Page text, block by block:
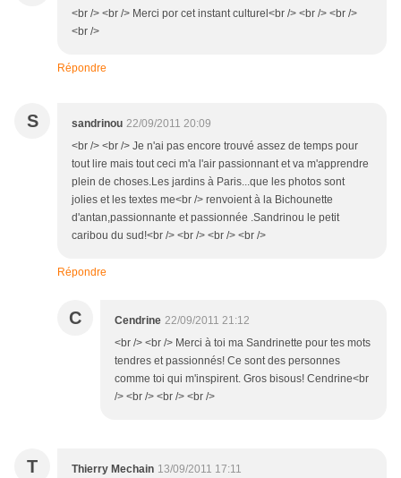
<br /> <br /> Merci por cet instant culturel<br /> <br /> <br />
<br />
Répondre
S sandrinou 22/09/2011 20:09
<br /> <br /> Je n'ai pas encore trouvé assez de temps pour
tout lire mais tout ceci m'a l'air passionnant et va m'apprendre
plein de choses.Les jardins à Paris...que les photos sont
jolies et les textes me<br /> renvoient à la Bichounette
d'antan,passionnante et passionnée .Sandrinou le petit
caribou du sud!<br /> <br /> <br /> <br />
Répondre
C Cendrine 22/09/2011 21:12
<br /> <br /> Merci à toi ma Sandrinette pour tes mots
tendres et passionnés! Ce sont des personnes
comme toi qui m'inspirent. Gros bisous! Cendrine<br
/> <br /> <br /> <br />
T Thierry Mechain 13/09/2011 17:11